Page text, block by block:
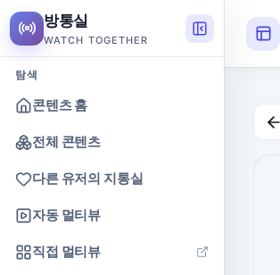
방통실
WATCH TOGETHER
탐색
콘텐츠 홈
전체 콘텐츠
다른 유저의 지통실
자동 멀티뷰
직접 멀티뷰